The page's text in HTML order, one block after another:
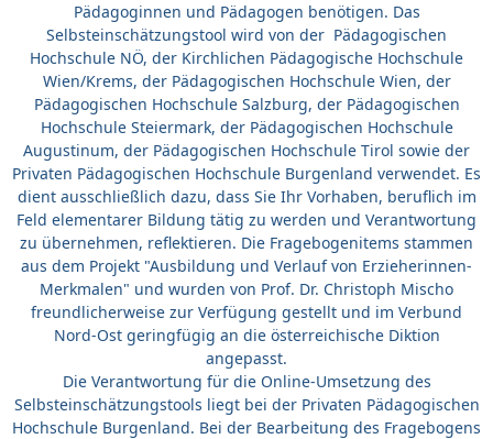
Pädagoginnen und Pädagogen benötigen. Das
Selbsteinschätzungstool wird von der Pädagogischen
Hochschule NÖ, der Kirchlichen Pädagogische Hochschule
Wien/Krems, der Pädagogischen Hochschule Wien, der
Pädagogischen Hochschule Salzburg, der Pädagogischen
Hochschule Steiermark, der Pädagogischen Hochschule
Augustinum, der Pädagogischen Hochschule Tirol sowie der
Privaten Pädagogischen Hochschule Burgenland verwendet. Es
dient ausschließlich dazu, dass Sie Ihr Vorhaben, beruflich im
Feld elementarer Bildung tätig zu werden und Verantwortung
zu übernehmen, reflektieren. Die Fragebogenitems stammen
aus dem Projekt "Ausbildung und Verlauf von Erzieherinnen-
Merkmalen" und wurden von Prof. Dr. Christoph Mischo
freundlicherweise zur Verfügung gestellt und im Verbund
Nord-Ost geringfügig an die österreichische Diktion
angepasst.
Die Verantwortung für die Online-Umsetzung des
Selbsteinschätzungstools liegt bei der Privaten Pädagogischen
Hochschule Burgenland. Bei der Bearbeitung des Fragebogens